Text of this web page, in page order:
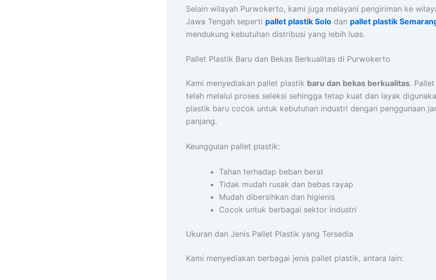
Selain wilayah Purwokerto, kami juga melayani pengiriman ke
Jawa Tengah seperti pallet plastik Solo dan pallet plastik
mendukung kebutuhan distribusi yang lebih luas.
Pallet Plastik Baru dan Bekas Berkualitas di Purwokerto
Kami menyediakan pallet plastik baru dan bekas berkualitas.
telah melalui proses seleksi sehingga tetap kuat dan layak
plastik baru cocok untuk kebutuhan industri dengan penggunaan
panjang.
Keunggulan pallet plastik:
Tahan terhadap beban berat
Tidak mudah rusak dan bebas rayap
Mudah dibersihkan dan higienis
Cocok untuk berbagai sektor industri
Ukuran dan Jenis Pallet Plastik yang Tersedia
Kami menyediakan berbagai jenis pallet plastik, antara lain: